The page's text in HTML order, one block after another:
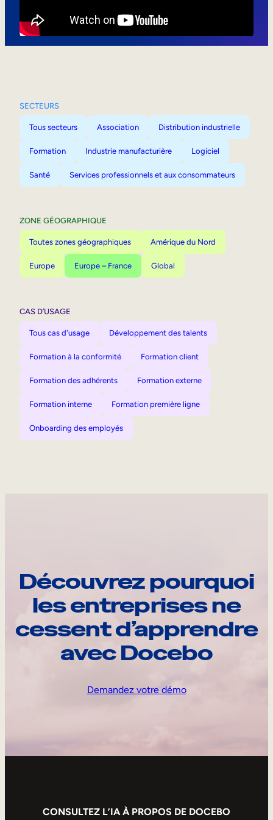
SECTEURS
Tous secteurs Association Distribution industrielle
Formation Industrie manufacturière Logiciel
Santé Services professionnels et aux consommateurs
ZONE GÉOGRAPHIQUE
Toutes zones géographiques Amérique du Nord
Europe Europe – France Global
CAS D’USAGE
Tous cas d'usage Développement des talents
Formation à la conformité Formation client
Formation des adhérents Formation externe
Formation interne Formation première ligne
Onboarding des employés
Découvrez pourquoi
les entreprises ne
cessent d’apprendre
avec Docebo
Demandez votre démo
CONSULTEZ L’IA À PROPOS DE DOCEBO